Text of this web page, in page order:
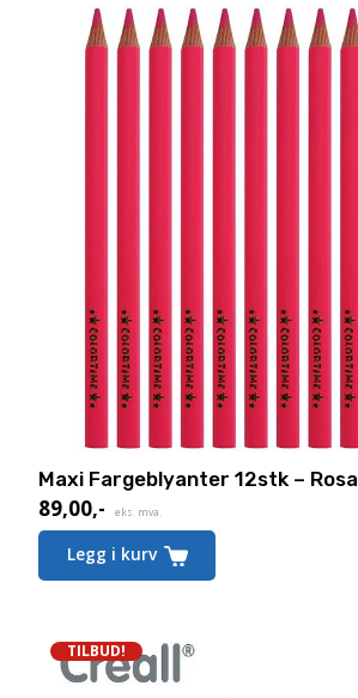
Maxi Fargeblyanter 12stk – Rosa
89,00,- eks. mva.
Legg i kurv
TILBUD!